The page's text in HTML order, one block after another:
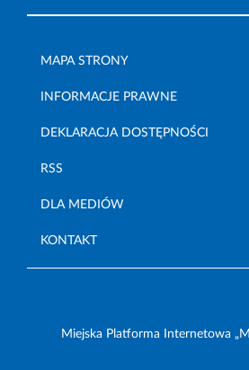
MAPA STRONY
INFORMACJE PRAWNE
DEKLARACJA DOSTĘPNOŚCI
RSS
DLA MEDIÓW
KONTAKT
Miejska Platforma Internetowa